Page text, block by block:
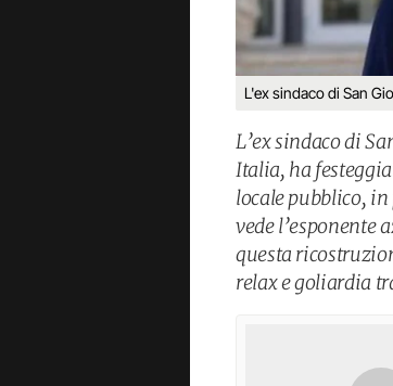
L'ex sindaco di San
L’ex sindaco di
Italia, ha
locale pubblico,
vede l’esponente
questa
relax e goliardia